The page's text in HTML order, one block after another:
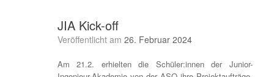
JIA Kick-off
Veröffentlicht am 26. Februar 2024
Am 21.2. erhielten die Schüler:innen der Junior-